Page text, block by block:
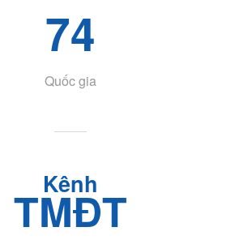
74
Quốc gia
Kênh
TMĐT